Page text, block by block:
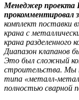
Менеджер проекта
прокомментировал
комплект поставки
крана с
крана разделенного
Диапазон клапанов
Это был сложный
строительства. Мы
типа «металл-
полностью сварной